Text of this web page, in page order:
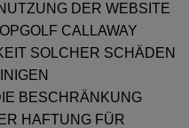
DER WEBSITE
CALLAWAY
SOLCHER SCHÄDEN
BESCHRÄNKUNG
HAFTUNG FÜR